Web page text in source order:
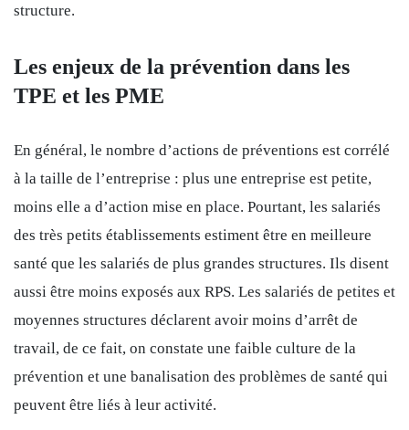
structure.
Les enjeux de la prévention dans les
TPE et les PME
En général, le nombre d’actions de préventions est corrélé
à la taille de l’entreprise : plus une entreprise est petite,
moins elle a d’action mise en place. Pourtant, les salariés
des très petits établissements estiment être en meilleure
santé que les salariés de plus grandes structures. Ils disent
aussi être moins exposés aux RPS. Les salariés de petites et
moyennes structures déclarent avoir moins d’arrêt de
travail, de ce fait, on constate une faible culture de la
prévention et une banalisation des problèmes de santé qui
peuvent être liés à leur activité.